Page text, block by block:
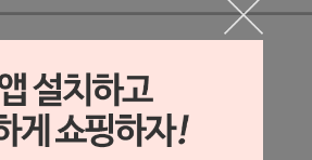
상세정보 새창 열기
상세 정보를 확대해 보실 수 있습니다.